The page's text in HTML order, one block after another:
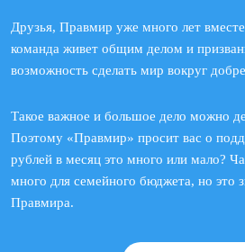
Друзья, Правмир уже много лет
команда живет общим делом и
возможность сделать мир вокруг
Такое важное и большое дело можно
Поэтому «Правмир» просит вас о
рублей в месяц это много или мало?
много для семейного бюджета, но это
Правмира.